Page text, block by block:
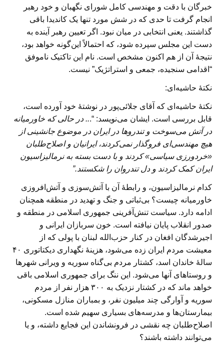
خبرگان با دقت و مهندسی کامل شورای نگهبان و خود رهبر
انجام گرفت تا حدی که در شش مورد تنها یک کاندیدا باقی
گذاشتند. یعنی انتخابی در میان نبود. اگر تعیین رهبر آینده به
دست این مجلس سپرده شود، که احتمالاً این‌گونه خواهد بود،
نتیجهٔ آن از هم اکنون مشخص است. نام این تاکتیک ناموفق
“اقدامی سنجیده، جمعی و استراتژیک” نیست.
نکتهٔ حاشیه‌ای:
نکتهٔ حاشیه‌ای که آقای جلائی‌پور در نوشتهٔ خود آورده است،
قابل بررسی است. ایشان می‌نویسد: “... در حالی که خاورمیانه
در آتش می‌سوخت و تندروها در ایران در موضوع جانشینی از
هیچ مهندسی‌ای فروگذار نمی‌کردند، ایرانیان و اصلاح‌طلبان
«خردورزی سیاسی» کردند و با دست بسته به نرمالیزاسیون
ایران کمک کردند و دل تندروان را شکستند.”
کدام نرمالیزاسیون، و رابطهٔ آن با آتش‌سوزی و آتش‌افروزی
خاورمیانه چیست؟ بی‌ثباتی و جنگ و تهدید در منطقه همچنان
ادامه دارد. سیاست تنش‌آفرینی جمهوری اسلامی در منطقه و
صدور انقلاب پایان نیافته است. خون سربازان ایرانی و
اجیرشدگان افغان در کنار حزب‌الله لبنان با پولی که از
معیشت مردم ایران زده می‌شود، هزینهٔ نگهداری دیکتاتوری ۴۰
سالهٔ خاندان اسد، کشتار مردم بی‌گناه سوریه و ویرانی شهرها
و روستاهای آنها می‌شود. این ننگ برای جمهوری اسلامی باقی
خواهد ماند که در کشتار نزدیک به ۳۰۰ هزار نفر از مردم
سوریه و آوارگی چند میلیون نفر، و بمباران منازل مسکونی،
بیمارستان‌ها و مدرسه‌های بسیاری سهیم شده است.
اصلاح‌طلبان چه نقشی در فرونشاندن این فجایع داشته، و یا
می‌توانند داشته باشند؟